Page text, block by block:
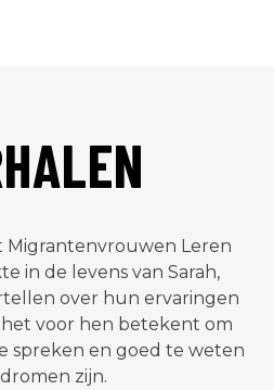
Leren
in de levens van Sarah,
over hun ervaringen
voor hen betekent om
spreken en goed te weten
zijn.